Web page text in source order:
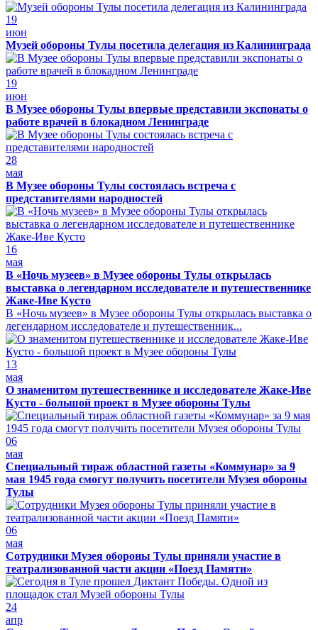
19
июн
Музей обороны Тулы посетила делегация из Калининграда
19
июн
В Музее обороны Тулы впервые представили экспонаты о
работе врачей в блокадном Ленинграде
28
мая
В Музее обороны Тулы состоялась встреча с
представителями народностей
16
мая
В «Ночь музеев» в Музее обороны Тулы открылась
выставка о легендарном исследователе и путешественнике
Жаке-Иве Кусто
В «Ночь музеев» в Музее обороны Тулы открылась выставка о
легендарном исследователе и путешественник...
13
мая
О знаменитом путешественнике и исследователе Жаке-Иве
Кусто - большой проект в Музее обороны Тулы
06
мая
Специальный тираж областной газеты «Коммунар» за 9
мая 1945 года смогут получить посетители Музея обороны
Тулы
06
мая
Сотрудники Музея обороны Тулы приняли участие в
театрализованной части акции «Поезд Памяти»
24
апр